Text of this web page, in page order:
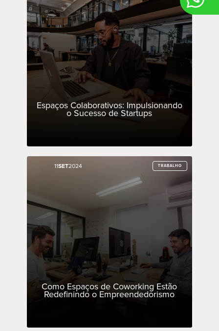
Espaços Colaborativos: Impulsionando
o Sucesso de Startups
11SET2024 TRABALHO
Como Espaços de Coworking Estão
Redefinindo o Empreendedorismo
11SET2024 TRABALHO